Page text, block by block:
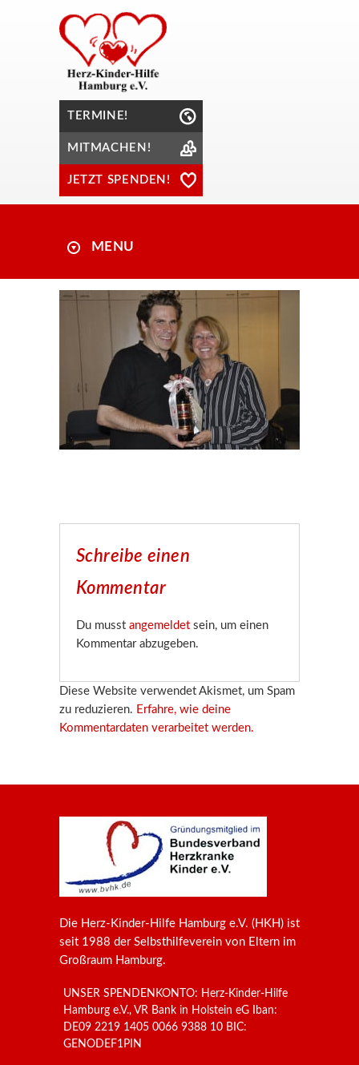
TERMINE!
MITMACHEN!
JETZT SPENDEN!
MENU
Schreibe einen
Kommentar
Du musst angemeldet sein, um einen
Kommentar abzugeben.
Diese Website verwendet Akismet, um Spam
zu reduzieren. Erfahre, wie deine
Kommentardaten verarbeitet werden.
Die Herz-Kinder-Hilfe Hamburg e.V. (HKH) ist
seit 1988 der Selbsthilfeverein von Eltern im
Großraum Hamburg.
UNSER SPENDENKONTO: Herz-Kinder-Hilfe
Hamburg e.V., VR Bank in Holstein eG Iban:
DE09 2219 1405 0066 9388 10 BIC:
GENODEF1PIN